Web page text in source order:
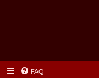
FAQ